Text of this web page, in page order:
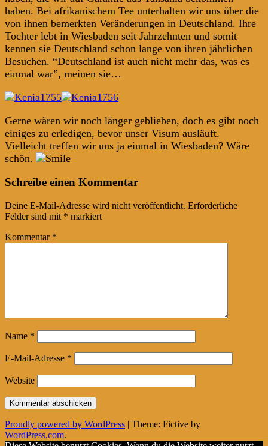
haben. Bei afrikanischem Tee unterhalten wir uns über die
von ihnen bemerkten Veränderungen in Deutschland. Ihre
Tochter lebt in Wiesbaden seit Jahrzehnten und somit
kennen sie Deutschland schon lange von ihren jährlichen
Besuchen. “Deutschland ist auch nicht mehr das, was es
einmal war”, meinen sie…
Gerne wären wir noch länger geblieben, doch es gibt noch
einiges zu erledigen, bevor unser Visum ausläuft.
Vielleicht treffen wir uns ja einmal in Wiesbaden? Wäre
schön.
Post
navigation
←
→
Schreibe einen Kommentar
Deine E-Mail-Adresse wird nicht veröffentlicht. Erforderliche
Felder sind mit * markiert
Kommentar *
Name *
E-Mail-Adresse *
Website
Proudly powered by WordPress | Theme: Fictive by
WordPress.com.